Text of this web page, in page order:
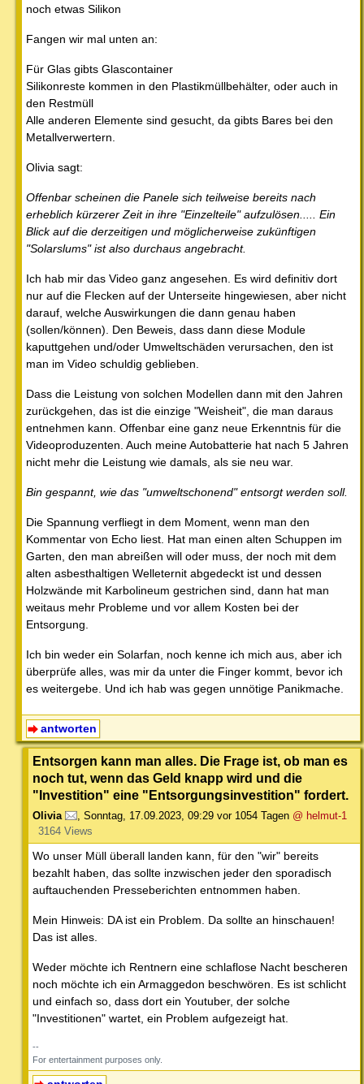
noch etwas Silikon
Fangen wir mal unten an:
Für Glas gibts Glascontainer
Silikonreste kommen in den Plastikmüllbehälter, oder auch in
den Restmüll
Alle anderen Elemente sind gesucht, da gibts Bares bei den
Metallverwertern.
Olivia sagt:
Offenbar scheinen die Panele sich teilweise bereits nach
erheblich kürzerer Zeit in ihre "Einzelteile" aufzulösen..... Ein
Blick auf die derzeitigen und möglicherweise zukünftigen
"Solarslums" ist also durchaus angebracht.
Ich hab mir das Video ganz angesehen. Es wird definitiv dort
nur auf die Flecken auf der Unterseite hingewiesen, aber nicht
darauf, welche Auswirkungen die dann genau haben
(sollen/können). Den Beweis, dass dann diese Module
kaputtgehen und/oder Umweltschäden verursachen, den ist
man im Video schuldig geblieben.
Dass die Leistung von solchen Modellen dann mit den Jahren
zurückgehen, das ist die einzige "Weisheit", die man daraus
entnehmen kann. Offenbar eine ganz neue Erkenntnis für die
Videoproduzenten. Auch meine Autobatterie hat nach 5 Jahren
nicht mehr die Leistung wie damals, als sie neu war.
Bin gespannt, wie das "umweltschonend" entsorgt werden soll.
Die Spannung verfliegt in dem Moment, wenn man den
Kommentar von Echo liest. Hat man einen alten Schuppen im
Garten, den man abreißen will oder muss, der noch mit dem
alten asbesthaltigen Welleternit abgedeckt ist und dessen
Holzwände mit Karbolineum gestrichen sind, dann hat man
weitaus mehr Probleme und vor allem Kosten bei der
Entsorgung.
Ich bin weder ein Solarfan, noch kenne ich mich aus, aber ich
überprüfe alles, was mir da unter die Finger kommt, bevor ich
es weitergebe. Und ich hab was gegen unnötige Panikmache.
antworten
Entsorgen kann man alles. Die Frage ist, ob man es
noch tut, wenn das Geld knapp wird und die
"Investition" eine "Entsorgungsinvestition" fordert.
Olivia , Sonntag, 17.09.2023, 09:29 vor 1054 Tagen @ helmut-1
3164 Views
Wo unser Müll überall landen kann, für den "wir" bereits
bezahlt haben, das sollte inzwischen jeder den sporadisch
auftauchenden Presseberichten entnommen haben.
Mein Hinweis: DA ist ein Problem. Da sollte an hinschauen!
Das ist alles.
Weder möchte ich Rentnern eine schlaflose Nacht bescheren
noch möchte ich ein Armaggedon beschwören. Es ist schlicht
und einfach so, dass dort ein Youtuber, der solche
"Investitionen" wartet, ein Problem aufgezeigt hat.
--
For entertainment purposes only.